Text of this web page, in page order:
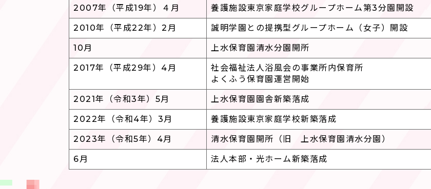
2007年（平成19年）４月 養護施設東京家庭学校グループホーム第3分園開設
2010年（平成22年）2月 誠明学園との提携型グループホーム（女子）開設
10月 上水保育園清水分園開所
2017年（平成29年）4月
社会福祉法人浴風会の事業所内保育所
よくふう保育園運営開始
2021年（令和3年）5月 上水保育園園舎新築落成
2022年（令和4年）3月 養護施設東京家庭学校新築落成
2023年（令和5年）4月 清水保育園開所（旧 上水保育園清水分園）
6月 法人本部・光ホーム新築落成